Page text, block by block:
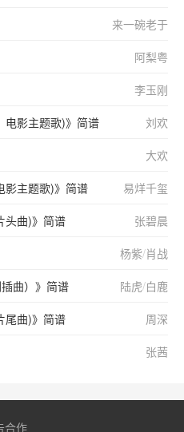
来一碗老于
阿梨粤
李玉刚
刘欢
电影主题歌)》简谱
大欢
易烊千玺
影主题歌)》简谱
张碧晨
头曲)》简谱
杨紫/肖战
陆虎/白鹿
曲）》简谱
周深
尾曲)》简谱
张茜
合作